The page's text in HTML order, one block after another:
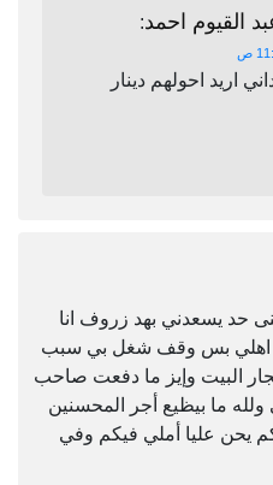
القيوم احمد:
سوداني اريد احولهم دينار
حد يسعدني بهد زروف انا
على اهلي بس وقف شغل بي سبب
البيت وإيز ما دفعت صاحب
ولله ما بيظيع أجر المحسنين
يحن عليا أملي فيكم وفي